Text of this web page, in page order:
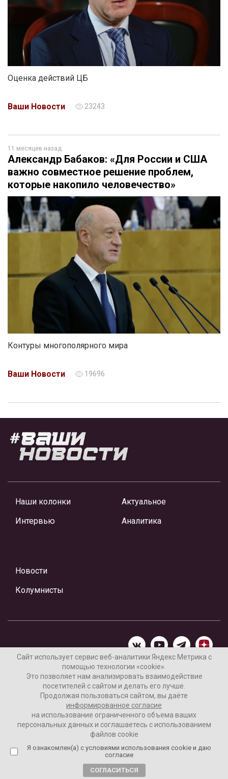
Оценка действий ЦБ
Ваши Новости 23243
11 месяцев назад
Александр Бабаков: «Для России и США
важно совместное решение проблем,
которые накопило человечество»
Контуры многополярного мира
Ваши Новости 19696
Наши колонки
Интервью
Актуальное
Аналитика
Новости
Колумнисты
Материалы предоставлены редакцией Интернет-газеты
«Ваши новости»
Нашли ошибку? Выделите ее и нажмите Ctrl+Enter
Согласие пользователя на обработку данных
Сайт использует сервис веб-аналитики Яндекс Метрика с
помощью технологии «cookie».
Это позволяет нам анализировать взаимодействие
посетителей с сайтом и делать его лучше.
Продолжая пользоваться сайтом, вы даёте
информированное согласие
на использование ограниченного объема ваших
персональных данных и соглашаетесь с использованием
файлов cookie
Я ознакомлен(а) с условиями использования cookie и даю
согласие
СОГЛАСИТЬСЯ